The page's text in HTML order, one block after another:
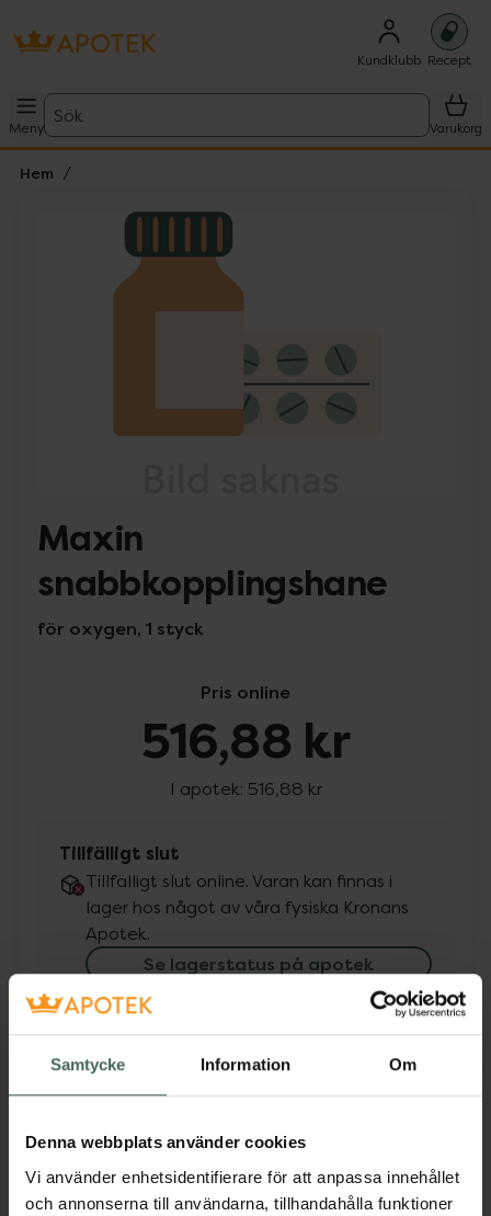
Samtycke Information Om
Denna webbplats använder cookies
Vi använder enhetsidentifierare för att anpassa innehållet
och annonserna till användarna, tillhandahålla funktioner
Kundklubb Recept
Meny
Sök
Varukorg
Hem
Lista: . Innehåller 1 objekt.
Maxin
snabbkopplingshane
för oxygen, 1 styck
Pris online
516,88 kr
I apotek: 516,88 kr
Tillfälligt slut
Tillfälligt slut online. Varan kan finnas i
lager hos något av våra fysiska Kronans
Apotek.
Se lagerstatus på apotek
Få mejl när varan finns i lager online
Din e-postadress
Jag accepterar villkoren
Spara